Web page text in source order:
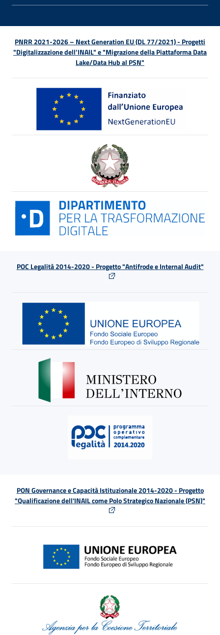
PNRR 2021-2026 – Next Generation EU (DL 77/2021) - Progetti
"Digitalizzazione dell’INAIL" e "Migrazione della Piattaforma Data
Lake/Data Hub al PSN"
POC Legalità 2014-2020 - Progetto "Antifrode e Internal Audit"
PON Governance e Capacità Istituzionale 2014-2020 - Progetto
"Qualificazione dell'INAIL come Polo Strategico Nazionale (PSN)"